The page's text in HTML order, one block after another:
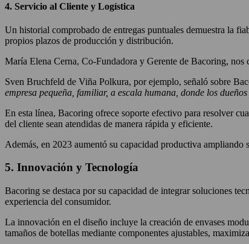
4. Servicio al Cliente y Logística
Un historial comprobado de entregas puntuales demuestra la
propios plazos de producción y distribución.
María Elena Cerna, Co-Fundadora y Gerente de Bacoring, nos
Sven Bruchfeld de Viña Polkura, por ejemplo, señaló sobre
empresa pequeña, familiar, a escala humana, donde los
En esta línea, Bacoring ofrece soporte efectivo para resolver
del cliente sean atendidas de manera rápida y eficiente.
Además, en 2023 aumentó su capacidad productiva ampliando
5. Innovación y Tecnología
Bacoring se destaca por su capacidad de integrar soluciones
experiencia del consumidor.
La innovación en el diseño incluye la creación de envases
tamaños de botellas mediante componentes ajustables,